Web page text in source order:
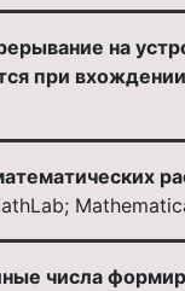
на
при
числа